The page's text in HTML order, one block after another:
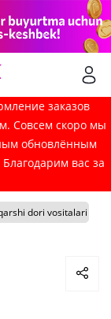
заказов
Совсем скоро мы
обновлённым
вас за
dori vositalari